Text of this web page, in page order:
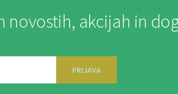
novostih, akcijah in
PRIJAVA